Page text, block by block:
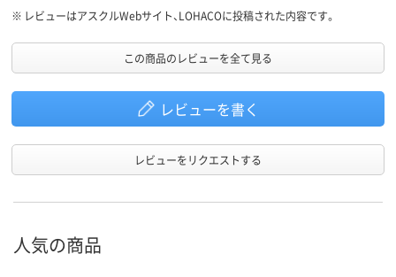
※ レビューはアスクルWebサイト、LOHACOに投稿された内容です。
この商品のレビューを全て見る
レビューを書く
レビューをリクエストする
人気の商品